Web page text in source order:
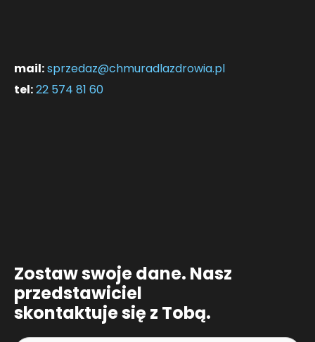
mail:sprzedaz@chmuradlazdrowia.pl
tel:22 574 81 60
Zostaw swoje dane. Nasz
przedstawiciel
skontaktuje się z Tobą.